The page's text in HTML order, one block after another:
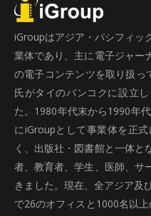
iGroupはアジア・パシフィッ
業体であり、主に電子ジャー
の電子コンテンツを取り扱
氏がタイのバンコクに設立
た。1980年代末から1990年
にiGroupとして事業体を正
く、出版社・図書館と一体と
者、教育者、学生、医師、サ
きました。現在、全アジア及
で26のオフィスと1000名以